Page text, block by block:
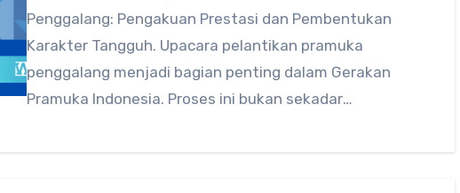
Penggalang: Pengakuan Prestasi dan Pembentukan
Karakter Tangguh. Upacara pelantikan pramuka
penggalang menjadi bagian penting dalam Gerakan
Pramuka Indonesia. Proses ini bukan sekadar